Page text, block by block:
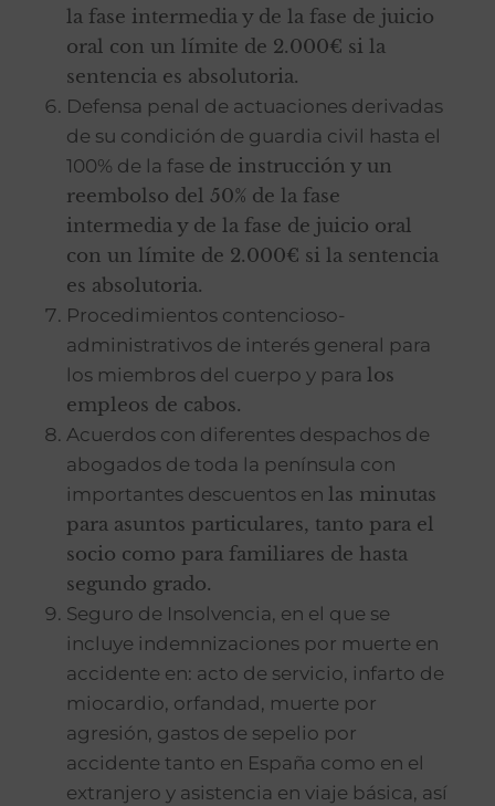
la fase intermedia y de la fase de juicio
oral con un límite de 2.000€ si la
sentencia es absolutoria.
Defensa penal de actuaciones derivadas
de su condición de guardia civil hasta el
100% de la fase de instrucción y un
reembolso del 50% de la fase
intermedia y de la fase de juicio oral
con un límite de 2.000€ si la sentencia
es absolutoria.
Procedimientos contencioso-
administrativos de interés general para
los miembros del cuerpo y para los
empleos de cabos.
Acuerdos con diferentes despachos de
abogados de toda la península con
importantes descuentos en las minutas
para asuntos particulares, tanto para el
socio como para familiares de hasta
segundo grado.
Seguro de Insolvencia, en el que se
incluye indemnizaciones por muerte en
accidente en: acto de servicio, infarto de
miocardio, orfandad, muerte por
agresión, gastos de sepelio por
accidente tanto en España como en el
extranjero y asistencia en viaje básica, así